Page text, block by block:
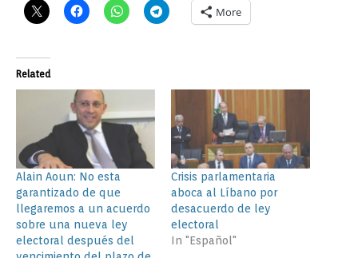
More
Related
Alain Aoun: No esta
garantizado de que
llegaremos a un acuerdo
sobre una nueva ley
electoral después del
Crisis parlamentaria
aboca al Líbano por
desacuerdo de ley
electoral
In "Español"